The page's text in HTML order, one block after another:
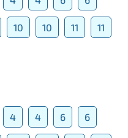
10 10 11 11
4 4 6 6